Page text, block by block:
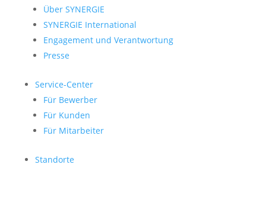
Über SYNERGIE
SYNERGIE International
Engage­ment und Verantwor­tung
Presse
Service-Center
Für Bewerber
Für Kunden
Für Mitarbeiter
Standorte